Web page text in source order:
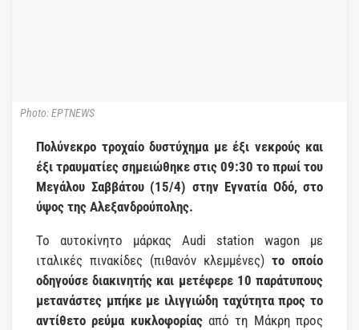
Photο: EΡΤNEWS
Πολύνεκρο τροχαίο δυστύχημα με έξι νεκρούς και
έξι τραυματίες σημειώθηκε στις 09:30 το πρωί του
Μεγάλου Σαββάτου (15/4) στην Εγνατία Οδό, στο
ύψος της Αλεξανδρούπολης.
Το αυτοκίνητο μάρκας Audi station wagon με
ιταλικές πινακίδες (πιθανόν κλεμμένες) το οποίο
οδηγούσε διακινητής και μετέφερε 10 παράτυπους
μετανάστες μπήκε με ιλιγγιώδη ταχύτητα προς το
αντίθετο ρεύμα κυκλοφορίαςαπό τη Μάκρη προς